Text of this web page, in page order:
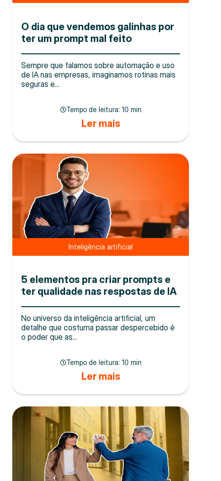
O dia que vendemos galinhas por
ter um prompt mal feito
Sempre que falamos sobre automação e uso
de IA nas empresas, imaginamos rotinas mais
seguras e...
Tempo de leitura: 10 min
Ler mais
Inteligência artificial
5 elementos pra criar prompts e
ter qualidade nas respostas de IA
No universo da inteligência artificial, um
detalhe que costuma passar despercebido é
o poder que as...
Tempo de leitura: 10 min
Ler mais